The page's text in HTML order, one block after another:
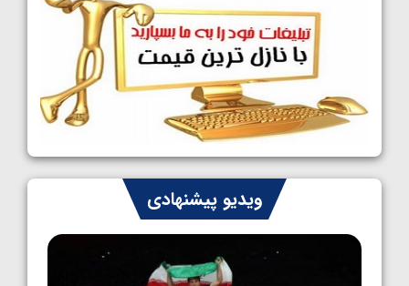
کشتی آزاد نوجوانان جهان؛ رقبای نمایندگان
ایران مشخص شدند
1405/05/08
کشتی فرنگی نوجوانان جهان؛ سکوی تیمی
سوم برای ایران
1405/05/07
ایران چشم به راه چهار مدال در پنج وزن دوم
کشتی فرنگی نوجوانان جهان
1405/05/06
ویدیو پیشنهادی